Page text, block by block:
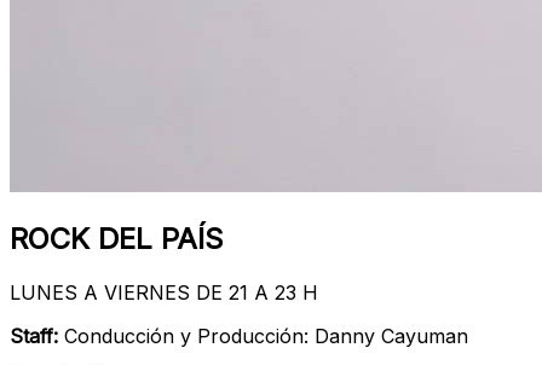
ROCK DEL PAÍS
LUNES A VIERNES DE 21 A 23 H
Staff: Conducción y Producción: Danny Cayuman